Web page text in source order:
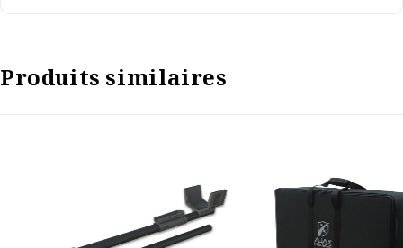
Produits similaires